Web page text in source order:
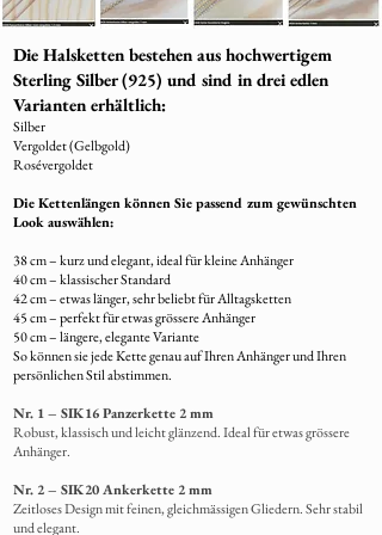
Die aktuelle Fertigungszeit beträgt 5–6
Auftragslage.
7. Versand Ihres Schmuckstücks
Nach Fertigstellung wird Ihr Schmuckstück
liebevoll verpackt und per A+ Post
(Einwurfeinschreiben)versendet.
8. Rücksendung von Restmaterial
selbstverständlichmit dem fertigen
Schmuck zurückgeschickt.
Die Halsketten bestehen aus hochwertigem
Sterling Silber (925) und sind in drei edlen
Varianten erhältlich:
Silber
Vergoldet (Gelbgold)
Rosévergoldet
Die Kettenlängen können Sie passend zum gewünschten
Look auswählen:
38 cm – kurz und elegant, ideal für kleine Anhänger
40 cm – klassischer Standard
42 cm – etwas länger, sehr beliebt für Alltagsketten
45 cm – perfekt für etwas grössere Anhänger
50 cm – längere, elegante Variante
So können sie jede Kette genau auf Ihren Anhänger und Ihren
persönlichen Stil abstimmen.
Nr. 1 – SIK16 Panzerkette 2 mm
Robust, klassisch und leicht glänzend. Ideal für etwas grössere
Anhänger.
Nr. 2 – SIK20 Ankerkette 2 mm
Zeitloses Design mit feinen, gleichmässigen Gliedern. Sehr stabil
und elegant.